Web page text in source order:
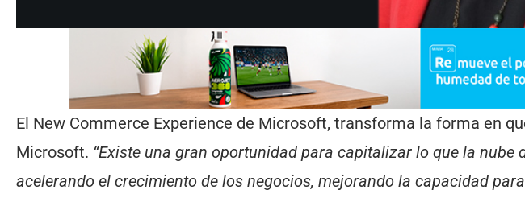
El New Commerce Experience de Microsoft, transforma la forma en
Microsoft. “Existe una gran oportunidad para capitalizar lo que la nube
acelerando el crecimiento de los negocios, mejorando la capacidad